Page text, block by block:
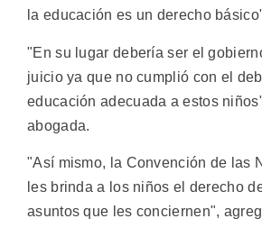
la educación es un derecho
"En su lugar debería ser el
juicio ya que no cumplió con el
educación adecuada a estos
abogada.
"Así mismo, la Convención de las
les brinda a los niños el derecho
asuntos que les conciernen",